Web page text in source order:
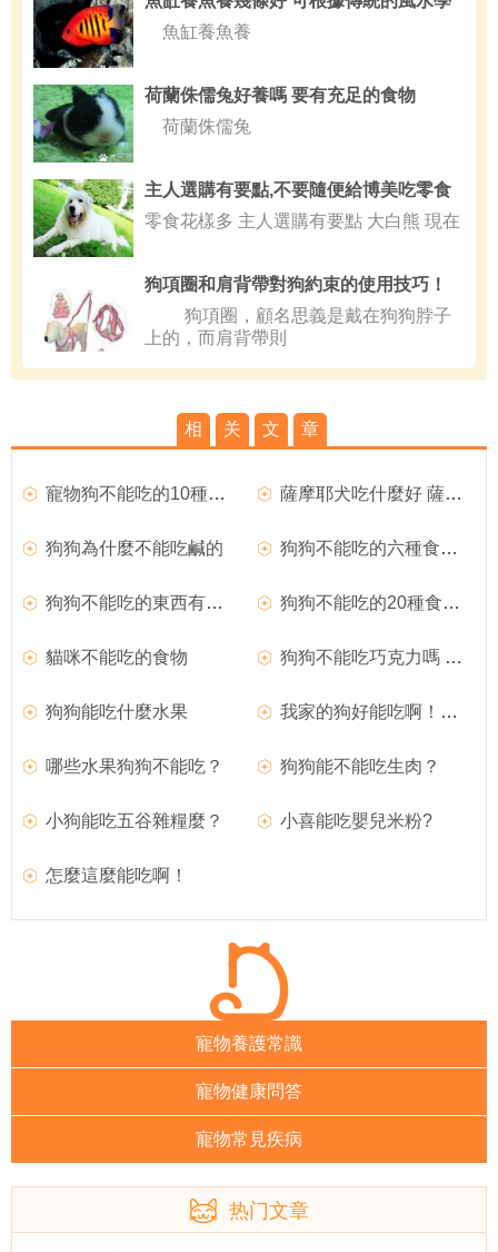
魚缸養魚養
荷蘭侏儒兔好養嗎 要有充足的食物
荷蘭侏儒兔
主人選購有要點,不要隨便給博美吃零食
零食花樣多 主人選購有要點 大白熊 現在
狗項圈和肩背帶對狗約束的使用技巧！
狗項圈，顧名思義是戴在狗狗脖子
上的，而肩背帶則
相 关 文 章
寵物狗不能吃的10種食物 薩摩耶犬吃什麼好 薩摩耶犬不能吃什麼
狗狗為什麼不能吃鹹的 狗狗不能吃的六種食物 骨頭肝髒蔥巧克力海鮮
狗狗不能吃的東西有哪些 狗狗不能吃的食物盤點 狗狗不能吃的20種食物盤點 足以讓狗狗致命
貓咪不能吃的食物 狗狗不能吃巧克力嗎 狗狗吃了巧克力會怎樣
狗狗能吃什麼水果 我家的狗好能吃啊！！！
哪些水果狗狗不能吃？ 狗狗能不能吃生肉？
小狗能吃五谷雜糧麼？ 小喜能吃嬰兒米粉?
怎麼這麼能吃啊！
寵物養護常識
寵物健康問答
寵物常見疾病
热门文章